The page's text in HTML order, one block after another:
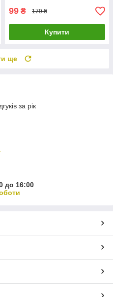
99 ₴ 179 ₴
Купити
ще
за рік
до 16:00